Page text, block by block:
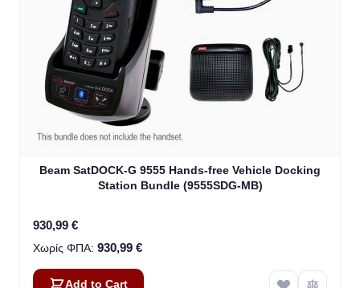
Beam SatDOCK-G 9555 Hands-free Vehicle Docking
Station Bundle (9555SDG-MB)
930,99 €
930,99 €
Add to Cart